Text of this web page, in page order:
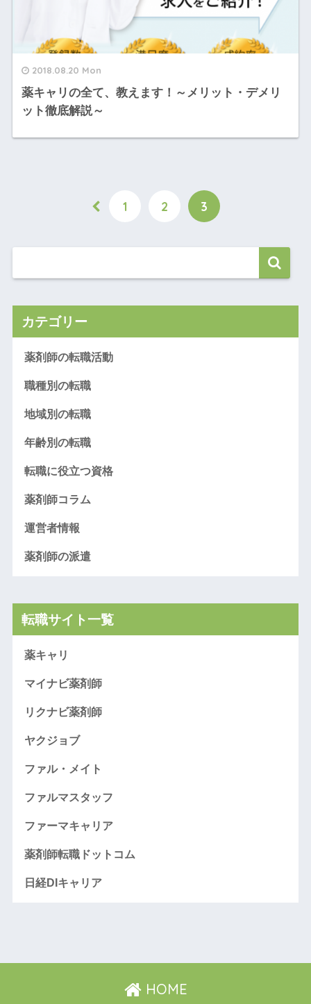
2018.08.20 Mon
薬キャリの全て、教えます！～メリット・デメリ
ット徹底解説～
1 2 3
カテゴリー
薬剤師の転職活動
職種別の転職
地域別の転職
年齢別の転職
転職に役立つ資格
薬剤師コラム
運営者情報
薬剤師の派遣
転職サイト一覧
薬キャリ
マイナビ薬剤師
リクナビ薬剤師
ヤクジョブ
ファル・メイト
ファルマスタッフ
ファーマキャリア
薬剤師転職ドットコム
日経DIキャリア
HOME